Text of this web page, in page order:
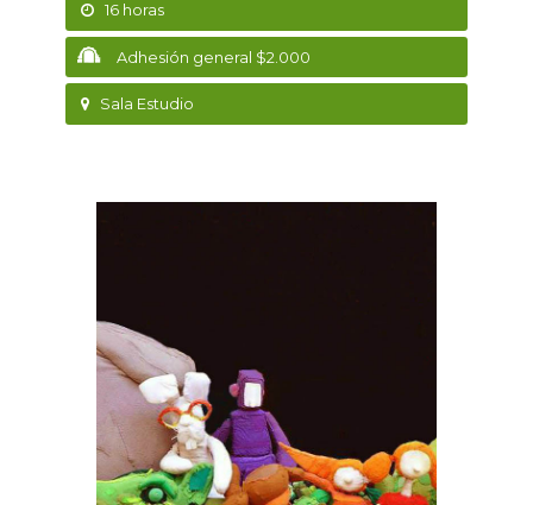
16 horas
Adhesión general $2.000
Sala Estudio